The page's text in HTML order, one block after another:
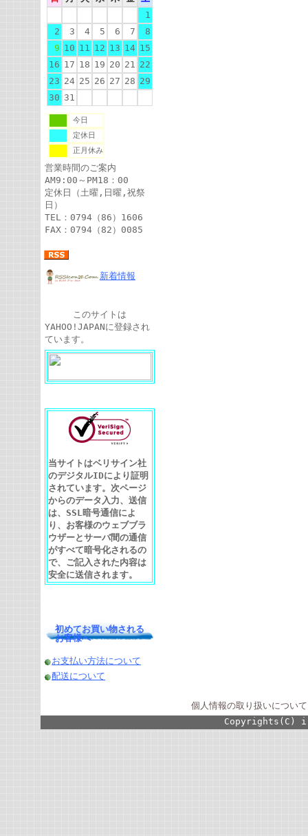
1
2
3 4 5 6 7
8
9 10 11 12 13 14 15
16 17 18 19 20 21
22
23 24 25 26 27 28 29
30 31
今日
定休日
正月休み
営業時間のご案内
AM9:00～PM18：00
定休日（土曜,日曜,祝祭
日）
TEL：0794（86）1606
FAX：0794（82）0085
新着情報
このサイトは
YAHOO!JAPANに登録され
ています。
当サイトはベリサイン社
のデジタルIDにより証明
されています。次ページ
からのデータ入力、送信
は、SSL暗号通信によ
り、お客様のウェブブラ
ウザーとサーバ間の通信
がすべて暗号化されるの
で、ご記入された内容は
安全に送信されます。
初めてお買い物される
お客様へ
お支払い方法について
配送について
個人情報の取り扱いについて
Copyrights(C)